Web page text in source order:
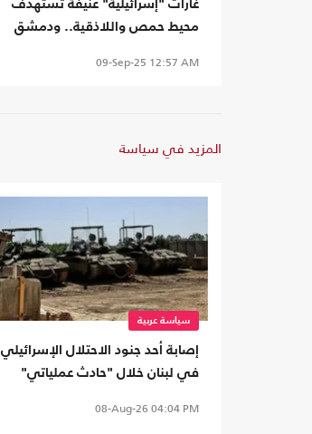
غارات "إسرائيلية" عنيفة تستهدف
محيط حمص واللاذقية.. ودمشق
09-Sep-25 12:57 AM
المزيد في سياسة
سياسة عربية
إصابة أحد جنود الاحتلال الإسرائيلي
في لبنان خلال "حادث عملياتي"
08-Aug-26 04:04 PM